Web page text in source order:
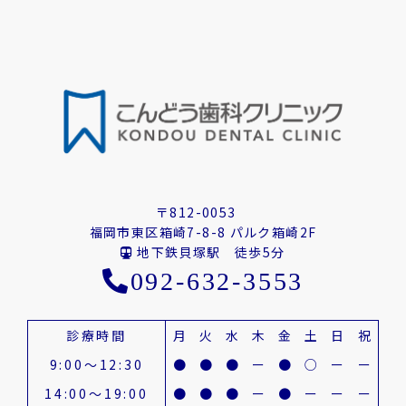
〒812-0053
福岡市東区箱崎7-8-8 パルク箱崎2F
地下鉄貝塚駅 徒歩5分
092-632-3553
診療時間 月 火 水 木 金 土 日
祝
9:00～12:30
● ● ● ー ● ○ ー
ー
14:00～19:00
● ● ● ー ● ー ー ー